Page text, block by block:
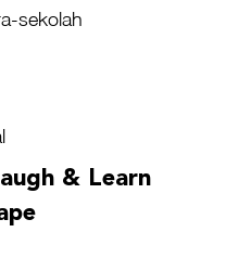
sekolah
& Learn